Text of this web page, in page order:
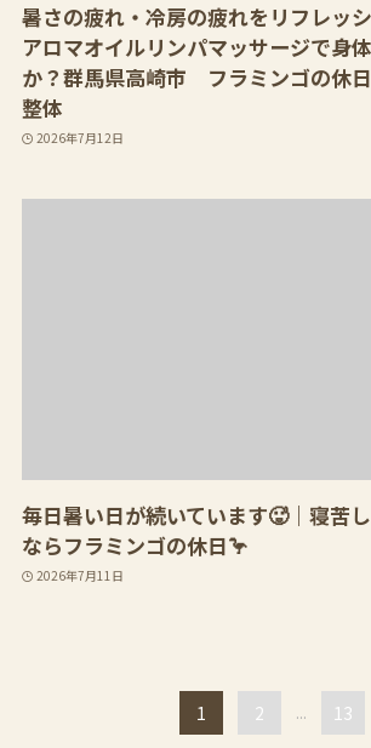
暑さの疲れ・冷房の疲れをリフレッ
アロマオイルリンパマッサージで身
か？群馬県高崎市 フラミンゴの休
整体
2026年7月12日
毎日暑い日が続いています🥵｜寝苦
ならフラミンゴの休日🦩
2026年7月11日
1 2 ... 13